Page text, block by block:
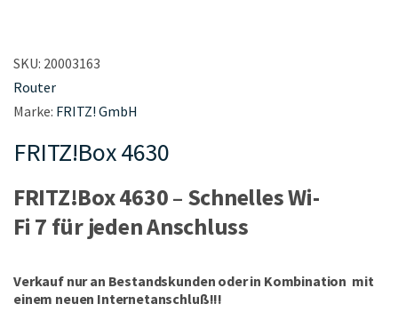
SKU: 20003163
Router
Marke: FRITZ! GmbH
FRITZ!Box 4630
FRITZ!Box4630– SchnellesWi-
Fi 7 für jedenAnschluss
Verkauf nur an Bestandskunden oder in Kombination mit
einem neuen Internetanschluß!!!